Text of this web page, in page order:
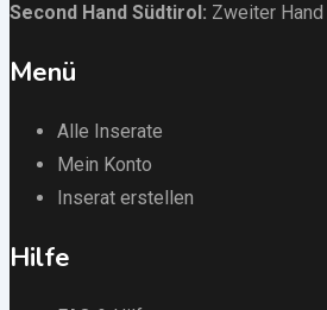
Second Hand Südtirol : Zweiter
Menü
Alle Inserate
Mein Konto
Inserat erstellen
Hilfe